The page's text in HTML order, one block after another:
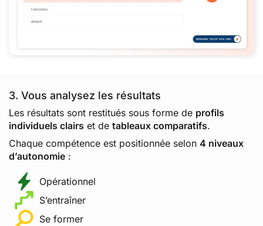
3. Vous analysez les résultats
Les résultats sont restitués sous forme de profils
individuels clairs et de tableaux comparatifs.
Chaque compétence est positionnée selon 4 niveaux
d’autonomie :
Opérationnel
S’entraîner
Se former